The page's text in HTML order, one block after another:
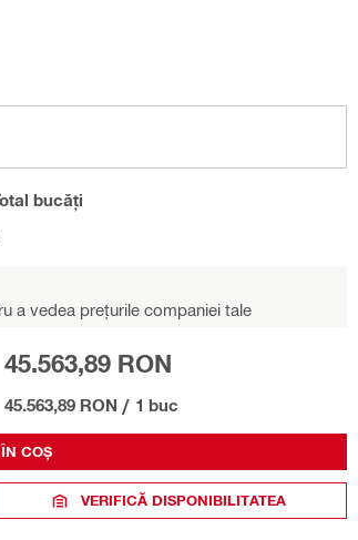
bucăți
a vedea prețurile companiei tale
45.563,89 RON
45.563,89 RON / 1 buc
COȘ
VERIFICĂ DISPONIBILITATEA